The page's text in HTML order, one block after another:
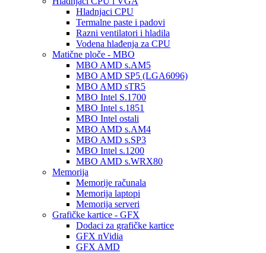
Hladnjaci CPU
Termalne paste i padovi
Razni ventilatori i hladila
Vodena hlađenja za CPU
Matične ploče - MBO
MBO AMD s.AM5
MBO AMD SP5 (LGA6096)
MBO AMD sTR5
MBO Intel S.1700
MBO Intel s.1851
MBO Intel ostali
MBO AMD s.AM4
MBO AMD s.SP3
MBO Intel s.1200
MBO AMD s.WRX80
Memorija
Memorije računala
Memorija laptopi
Memorija serveri
Grafičke kartice - GFX
Dodaci za grafičke kartice
GFX nVidia
GFX AMD